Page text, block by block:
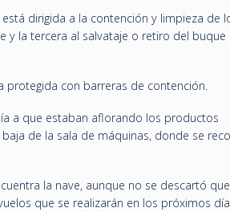
dirigida a la contención y limpieza de
y la tercera al salvataje o retiro del buque
protegida con barreras de contención.
a que estaban aflorando los productos
de la sala de máquinas, donde se
la nave, aunque no se descartó
que se realizarán en los próximos